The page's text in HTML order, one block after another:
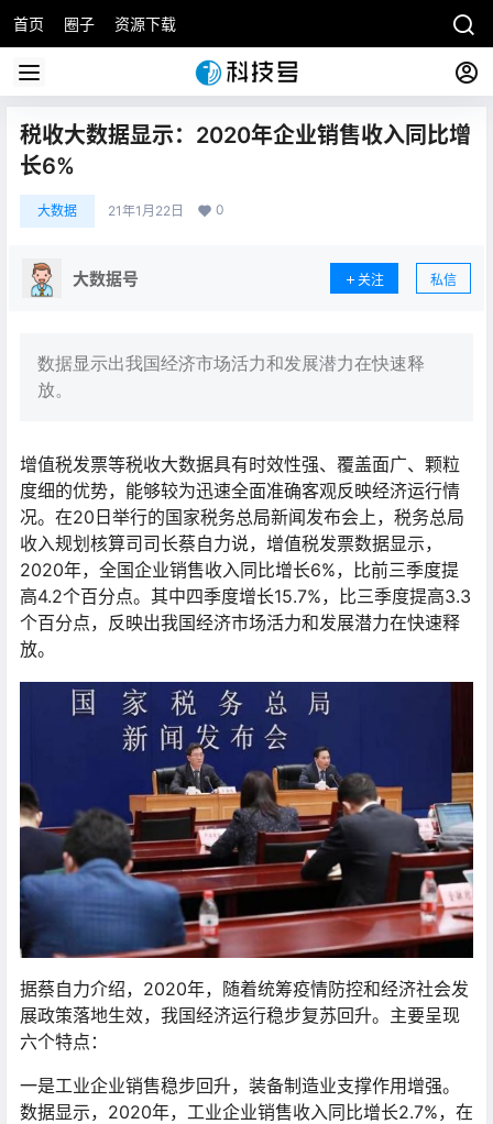
首页 圈子 资源下载
税收大数据显示：2020年企业销售收入同比增
长6%
大数据 21年1月22日 0
大数据号 关注 私信
数据显示出我国经济市场活力和发展潜力在快速释
放。
增值税发票等税收大数据具有时效性强、覆盖面广、颗粒
度细的优势，能够较为迅速全面准确客观反映经济运行情
况。在20日举行的国家税务总局新闻发布会上，税务总局
收入规划核算司司长蔡自力说，增值税发票数据显示，
2020年，全国企业销售收入同比增长6%，比前三季度提
高4.2个百分点。其中四季度增长15.7%，比三季度提高3.3
个百分点，反映出我国经济市场活力和发展潜力在快速释
放。
据蔡自力介绍，2020年，随着统筹疫情防控和经济社会发
展政策落地生效，我国经济运行稳步复苏回升。主要呈现
六个特点：
一是工业企业销售稳步回升，装备制造业支撑作用增强。
数据显示，2020年，工业企业销售收入同比增长2.7%，在